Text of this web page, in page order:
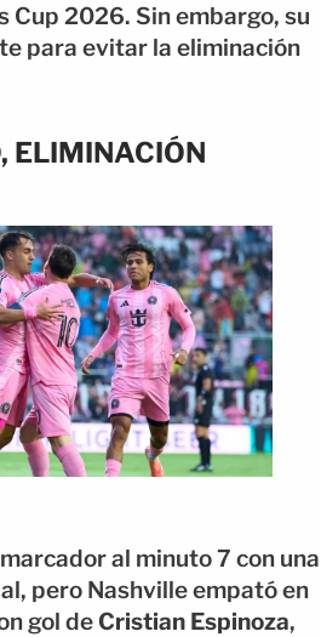
Cup 2026. Sin embargo, su
para evitar la eliminación
ELIMINACIÓN
al minuto 7 con una
pero Nashville empató en
gol deCristian Espinoza,